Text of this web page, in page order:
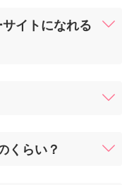
イトになれる
くらい？